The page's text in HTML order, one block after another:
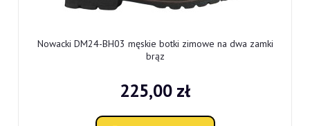
Nowacki DM24-BH03 męskie botki zimowe na dwa zamki
brąz
225,00 zł